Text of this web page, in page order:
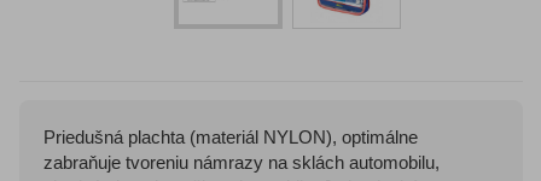
Priedušná plachta (materiál NYLON), optimálne
zabraňuje tvoreniu námrazy na sklách automobilu,